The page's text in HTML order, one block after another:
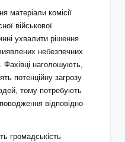
матеріали комісії
військової
ухвалити рішення
небезпечних
Фахівці наголошують,
потенційну загрозу
тому потребують
поводження відповідно
громадськість